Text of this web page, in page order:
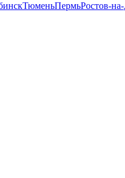
ТюменьПермьРостов-